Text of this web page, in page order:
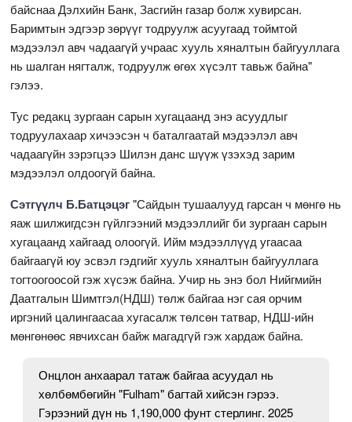
байснаа Дэлхийн Банк, Засгийн газар болж хувирсан.
Баримтын эдгээр зөрүүг тодруулж асуугаад тоймтой
мэдээлэл авч чадаагүй учраас хууль хяналтын байгууллага
нь шалган нягталж, тодруулж өгөх хүсэлт тавьж байна"
гэлээ.
Тус редакц зургаан сарын хугацаанд энэ асуудлыг
тодруулахаар хичээсэн ч баталгаатай мэдээлэл авч
чадаагүйн зэрэгцээ Шилэн данс шүүж үзэхэд зарим
мэдээлэл олдоогүй байна.
Сэтгүүлч Б.Батцэцэг"Сайдын тушаалууд гарсан ч мөнгө нь
яаж шилжигдсэн гүйлгээний мэдээллийг би зургаан сарын
хугацаанд хайгаад олоогүй. Ийм мэдээллүүд угаасаа
байгаагүй юу эсвэл гэдгийг хууль хяналтын байгууллага
тогтоогоосой гэж хүсэж байна. Учир нь энэ бол Нийгмийн
Даатгалын Шимтгэл(НДШ) төлж байгаа нэг сая орчим
иргэний цалингаасаа хугасалж төлсөн татвар, НДШ-ийн
мөнгөнөөс явчихсан байж магадгүй гэж хардаж байна.
Онцлон анхаарал татаж байгаа асуудал нь
хөлбөмбөгийн "Fulham" багтай хийсэн гэрээ.
Гэрээний дүн нь 1,190,000 фунт стерлинг. 2025